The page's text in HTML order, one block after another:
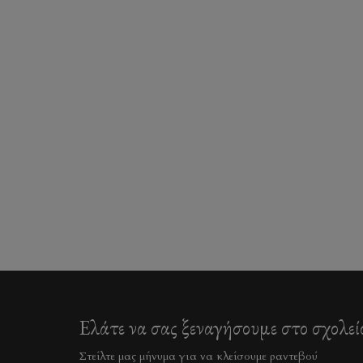
Ελάτε να σας ξεναγήσουμε στο
Στείλτε μας μήνυμα για να κλείσουμε ραντεβού